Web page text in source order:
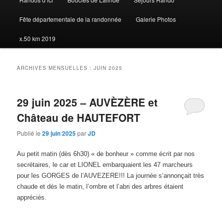
Fête départementale de la randonnée Galerie Photos
x.50 km 2019
ARCHIVES MENSUELLES :JUIN 2025
29 juin 2025 – AUVÈZÈRE et
Château de HAUTEFORT
Publié le29 juin 2025parJD
Au petit matin (dès 6h30) « de bonheur » comme écrit par nos
secrétaires, le car et LIONEL embarquaient les 47 marcheurs
pour les GORGES de l’AUVEZERE!!! La journée s’annonçait très
chaude et dès le matin, l’ombre et l’abrides arbres étaient
appréciés.